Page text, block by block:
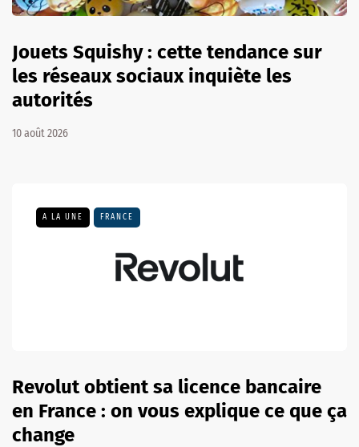
Jouets Squishy : cette tendance sur
les réseaux sociaux inquiète les
autorités
10 août 2026
A LA UNE FRANCE
Revolut obtient sa licence bancaire
en France : on vous explique ce que ça
change